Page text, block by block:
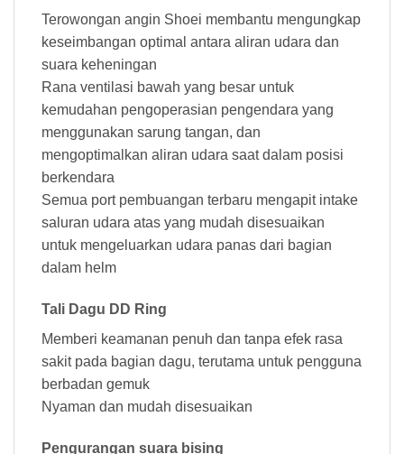
Terowongan angin Shoei membantu mengungkap
keseimbangan optimal antara aliran udara dan
suara keheningan
Rana ventilasi bawah yang besar untuk
kemudahan pengoperasian pengendara yang
menggunakan sarung tangan, dan
mengoptimalkan aliran udara saat dalam posisi
berkendara
Semua port pembuangan terbaru mengapit intake
saluran udara atas yang mudah disesuaikan
untuk mengeluarkan udara panas dari bagian
dalam helm
Tali Dagu DD Ring
Memberi keamanan penuh dan tanpa efek rasa
sakit pada bagian dagu, terutama untuk pengguna
berbadan gemuk
Nyaman dan mudah disesuaikan
Pengurangan suara bising